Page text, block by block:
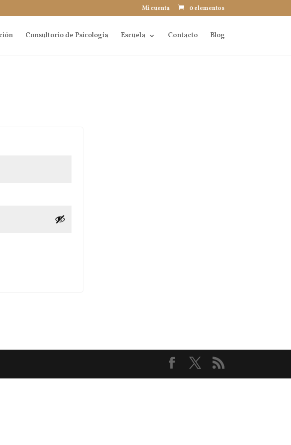
Mi cuenta 0 elementos
Consultorio de Psicología Escuela Contacto Blog